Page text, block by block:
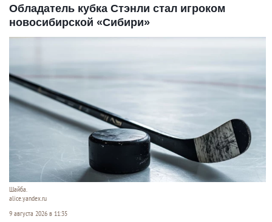
Обладатель кубка Стэнли стал игроком
новосибирской «Сибири»
Шайба.
alice.yandex.ru
9 августа 2026 в 11:35